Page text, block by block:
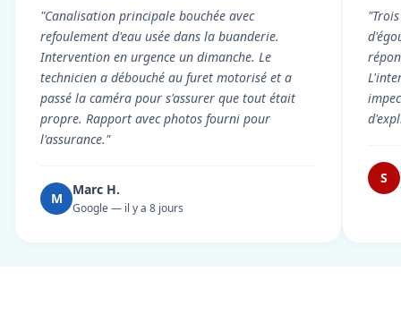
"Canalisation principale bouchée avec
refoulement d'eau usée dans la buanderie.
Intervention en urgence un dimanche. Le
technicien a débouché au furet motorisé et a
passé la caméra pour s'assurer que tout était
propre. Rapport avec photos fourni pour
l'assurance."
M
Marc H.
Google — il y a 8 jours
S